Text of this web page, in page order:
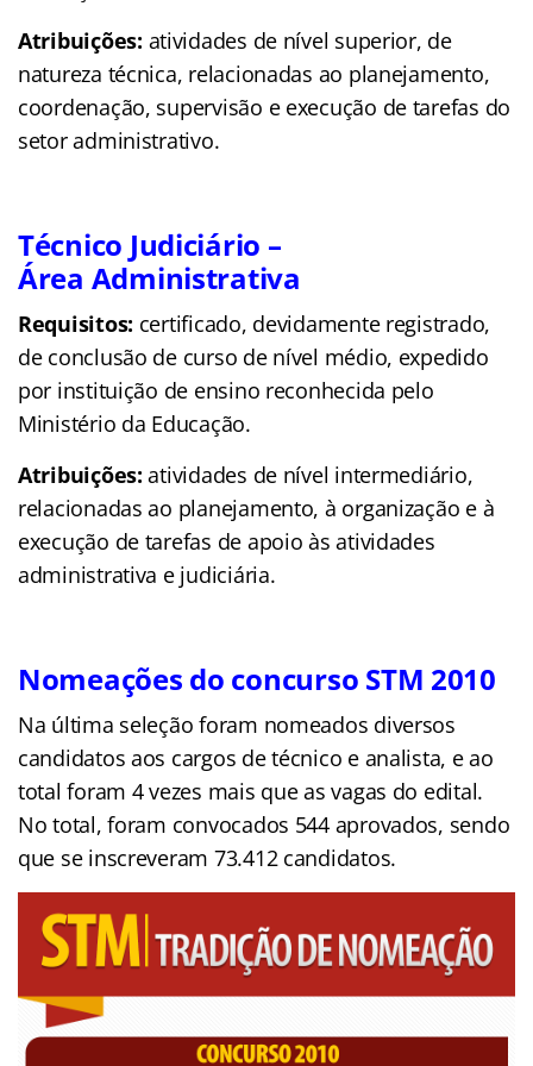
Atribuições: atividades de nível superior, de
natureza técnica, relacionadas ao planejamento,
coordenação, supervisão e execução de tarefas do
setor administrativo.
Técnico Judiciário –
Área Administrativa
Requisitos: certificado, devidamente registrado,
de conclusão de curso de nível médio, expedido
por instituição de ensino reconhecida pelo
Ministério da Educação.
Atribuições: atividades de nível intermediário,
relacionadas ao planejamento, à organização e à
execução de tarefas de apoio às atividades
administrativa e judiciária.
Nomeações do concurso STM 2010
Na última seleção foram nomeados diversos
candidatos aos cargos de técnico e analista, e ao
total foram 4 vezes mais que as vagas do edital.
No total, foram convocados 544 aprovados, sendo
que se inscreveram 73.412 candidatos.